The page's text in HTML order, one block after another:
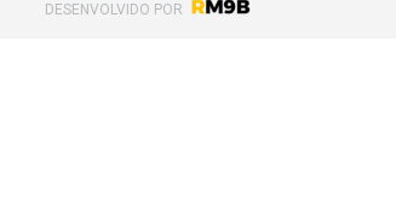
DESENVOLVIDO POR